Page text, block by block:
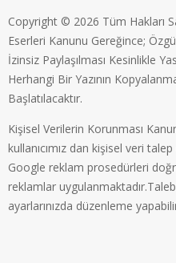
Copyright © 2026 Tüm Hakları
Eserleri Kanunu Gereğince;
İzinsiz Paylaşılması Kesinlikle
Herhangi Bir Yazının
Başlatılacaktır.
Kişisel Verilerin Korunması
kullanıcımız dan kişisel veri
Google reklam prosedürleri
reklamlar
ayarlarınızda düzenleme